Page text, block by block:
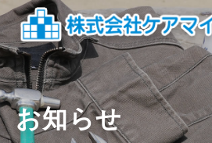
お知らせ